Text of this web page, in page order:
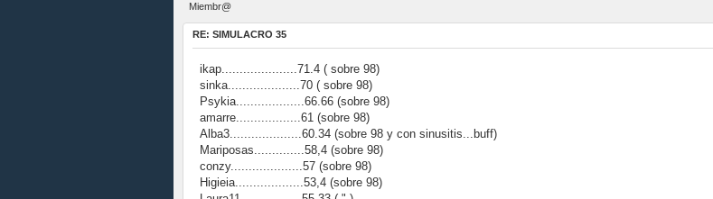
Miembr@
RE: SIMULACRO 35
ikap.....................71.4 ( sobre 98)
sinka....................70 ( sobre 98)
Psykia...................66.66 (sobre 98)
amarre..................61 (sobre 98)
Alba3....................60.34 (sobre 98 y con sinusitis...buff)
Mariposas..............58,4 (sobre 98)
conzy....................57 (sobre 98)
Higieia...................53,4 (sobre 98)